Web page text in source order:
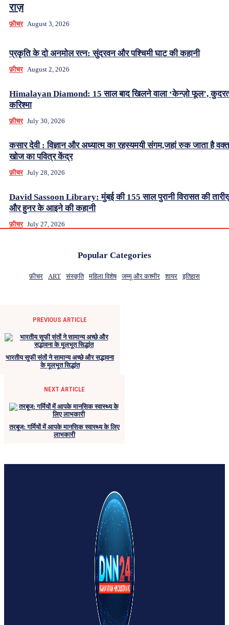
राज़
फ़ीचर August 3, 2026
प्रकृति के दो अनमोल रत्न: सुंदरवन और पश्चिमी घाट की कहानी
फ़ीचर August 2, 2026
Himalayan Diamond: 15 साल बाद खिलने वाला ‘केन्ज़ो फूल’,
करिश्मा
फ़ीचर July 30, 2026
कसार देवी : विज्ञान और अध्यात्म का रहस्यमयी संगम,जहां रुक जाता है
खोज का पवित्र केंद्र
फ़ीचर July 28, 2026
David Sassoon Library: मुंबई की 155 साल पुरानी विरासत की
और हुनर के आइने की कहानी
फ़ीचर July 27, 2026
Popular Categories
फ़ीचर ART संस्कृति महिला विशेष जम्मू और कश्मीर शायर इतिहास
PREVIOUS ARTICLE
भारतीय सूफी संतों ने सामान्य अच्छे और सद्भावना
के मूलभूत सिद्धांत
NEXT ARTICLE
तरबूज: गर्मियों में आपके मानसिक स्वास्थ्य के लिए
लाभकारी